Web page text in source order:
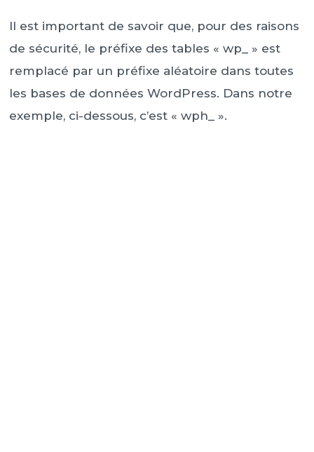
Il est important de savoir que, pour des raisons
de sécurité, le préfixe des tables « wp_ » est
remplacé par un préfixe aléatoire dans toutes
les bases de données WordPress. Dans notre
exemple, ci-dessous, c’est « wph_ ».